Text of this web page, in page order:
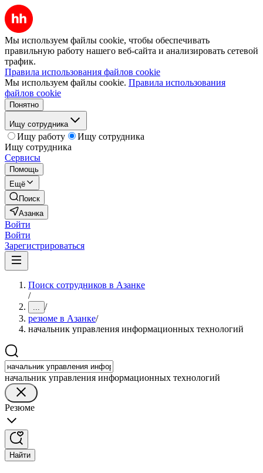
Мы используем файлы cookie, чтобы обеспечивать
правильную работу нашего веб-сайта и анализировать сетевой
трафик.
Правила использования файлов cookie
Мы используем файлы cookie. Правила использования
файлов cookie
Понятно
Ищу сотрудника
Ищу работу
Ищу сотрудника
Ищу сотрудника
Сервисы
Помощь
Ещё
Поиск
Азанка
Войти
Войти
Зарегистрироваться
Поиск сотрудников в Азанке
/
... /
резюме в Азанке/
начальник управления информационных технологий
начальник управления информационных технологий
Резюме
Найти